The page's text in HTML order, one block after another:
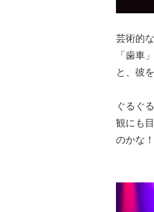
芸術的
「歯車
と、彼
ぐるぐ
観にも
のかな